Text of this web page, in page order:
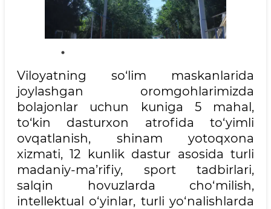
Viloyatning so‘lim maskanlarida
joylashgan oromgohlarimizda
bolajonlar uchun kuniga 5 mahal,
to‘kin dasturxon atrofida to‘yimli
ovqatlanish, shinam yotoqxona
xizmati, 12 kunlik dastur asosida turli
madaniy-ma’rifiy, sport tadbirlari,
salqin hovuzlarda cho‘milish,
intellektual o‘yinlar, turli yo‘nalishlarda